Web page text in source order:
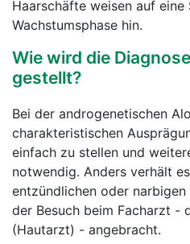
Haarschäfte weisen auf eine
Wachstumsphase hin.
Wie wird die
gestellt?
Bei der androgenetischen
charakteristischen
einfach zu stellen und
notwendig. Anders verhält
entzündlichen oder
der Besuch beim Facharzt -
(Hautarzt) - angebracht.